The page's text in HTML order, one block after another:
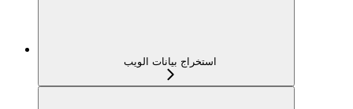
استخراج بيانات الويب